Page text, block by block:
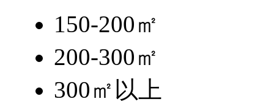
150-200㎡
200-300㎡
300㎡以上